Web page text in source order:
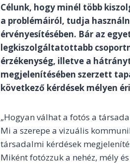
Célunk, hogy minél több
a problémáiról, tudja
érvényesítésében. Bár az
legkiszolgáltatottabb
érzékenység, illetve a
megjelenítésében szerzett
következő kérdések mélyen
„Hogyan válhat a fotós a
Mi a szerepe a vizuális
társadalmi kérdések
Miként fotózzuk a nehéz, mély